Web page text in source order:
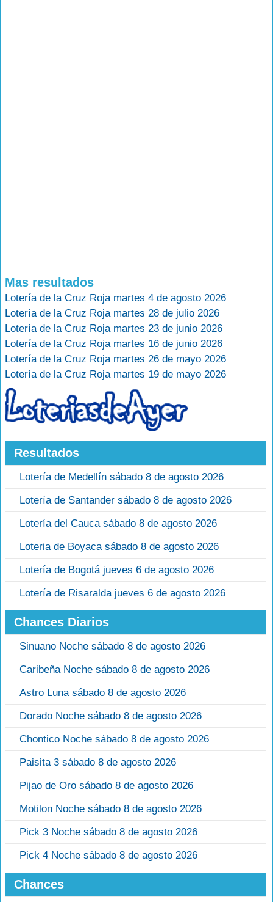
Mas resultados
Lotería de la Cruz Roja martes 4 de agosto 2026
Lotería de la Cruz Roja martes 28 de julio 2026
Lotería de la Cruz Roja martes 23 de junio 2026
Lotería de la Cruz Roja martes 16 de junio 2026
Lotería de la Cruz Roja martes 26 de mayo 2026
Lotería de la Cruz Roja martes 19 de mayo 2026
Resultados
Lotería de Medellín sábado 8 de agosto 2026
Lotería de Santander sábado 8 de agosto 2026
Lotería del Cauca sábado 8 de agosto 2026
Loteria de Boyaca sábado 8 de agosto 2026
Lotería de Bogotá jueves 6 de agosto 2026
Lotería de Risaralda jueves 6 de agosto 2026
Chances Diarios
Sinuano Noche sábado 8 de agosto 2026
Caribeña Noche sábado 8 de agosto 2026
Astro Luna sábado 8 de agosto 2026
Dorado Noche sábado 8 de agosto 2026
Chontico Noche sábado 8 de agosto 2026
Paisita 3 sábado 8 de agosto 2026
Pijao de Oro sábado 8 de agosto 2026
Motilon Noche sábado 8 de agosto 2026
Pick 3 Noche sábado 8 de agosto 2026
Pick 4 Noche sábado 8 de agosto 2026
Chances